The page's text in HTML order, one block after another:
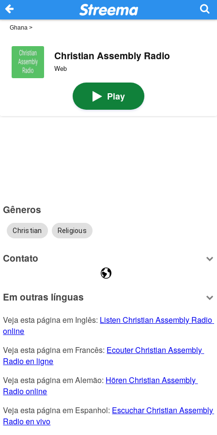
Ghana >
Christian Assembly Radio
Web
Play
Gêneros
Christian Religious
Contato
Em outras línguas
Veja esta página em Inglês: Listen Christian Assembly Radio
online
Veja esta página em Francês: Ecouter Christian Assembly
Radio en ligne
Veja esta página em Alemão: Hören Christian Assembly
Radio online
Veja esta página em Espanhol: Escuchar Christian Assembly
Radio en vivo